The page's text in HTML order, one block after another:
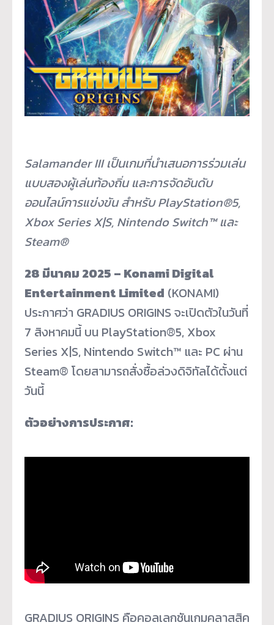
Salamander III เป็นเกมที่นำเสนอการร่วมเล่น
แบบสองผู้เล่นท้องถิ่น และการจัดอันดับ
ออนไลน์การแข่งขัน สำหรับ PlayStation®5,
Xbox Series X|S, Nintendo Switch™ และ
Steam®
28 มีนาคม 2025 – Konami Digital
Entertainment Limited (KONAMI)
ประกาศว่า GRADIUS ORIGINS จะเปิดตัวในวันที่
7 สิงหาคมนี้ บน PlayStation®5, Xbox
Series X|S, Nintendo Switch™ และ PC ผ่าน
Steam® โดยสามารถสั่งซื้อล่วงดิจิทัลได้ตั้งแต่
วันนี้
ตัวอย่างการประกาศ:
GRADIUS ORIGINS คือคอลเลกชันเกมคลาสสิค